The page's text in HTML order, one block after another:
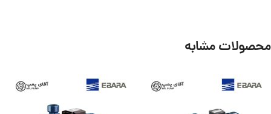
محصولات مشابه